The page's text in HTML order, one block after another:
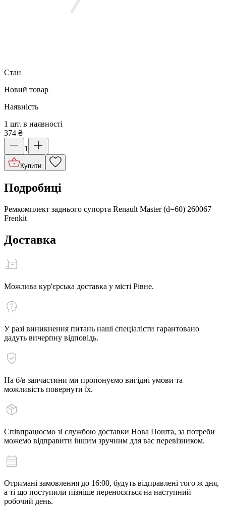
Стан
Новий товар
Наявність
1 шт. в наявності
374 ₴
1
Купити
Подробиці
Ремкомплект заднього супорта Renault Master (d=60) 260067
Frenkit
Доставка
Можлива кур'єрська доставка у місті Рівне.
У разі виникнення питань наші спеціалісти гарантовано
дадуть вичерпну відповідь.
На б/в запчастини ми пропонуємо вигідні умови та
можливість повернути їх.
Співпрацюємо зі службою доставки Нова Пошта, за потреби
можемо відправити іншим зручним для вас перевізником.
Отримані замовлення до 16:00, будуть відправлені того ж дня,
а ті що поступили пізніше переносяться на наступний
робочий день.